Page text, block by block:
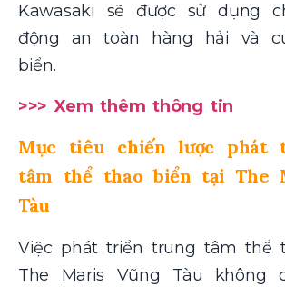
Kawasaki sẽ được sử dụng
động an toàn hàng hải và
biển.
>>> Xem thêm thông tin
Mục tiêu chiến lược phát
tâm thể thao biển tại The
Tàu
Việc phát triển trung tâm thể
The Maris Vũng Tàu không